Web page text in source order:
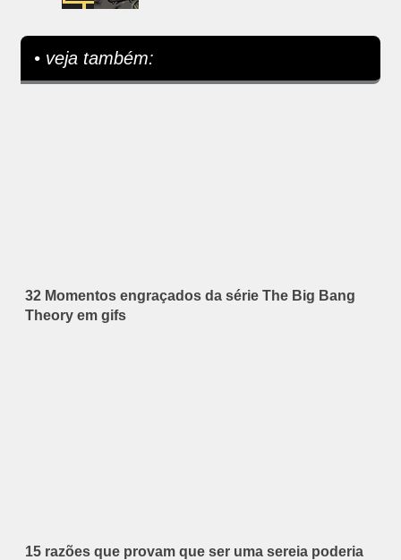
• veja também:
32 Momentos engraçados da série The Big Bang
Theory em gifs
15 razões que provam que ser uma sereia poderia